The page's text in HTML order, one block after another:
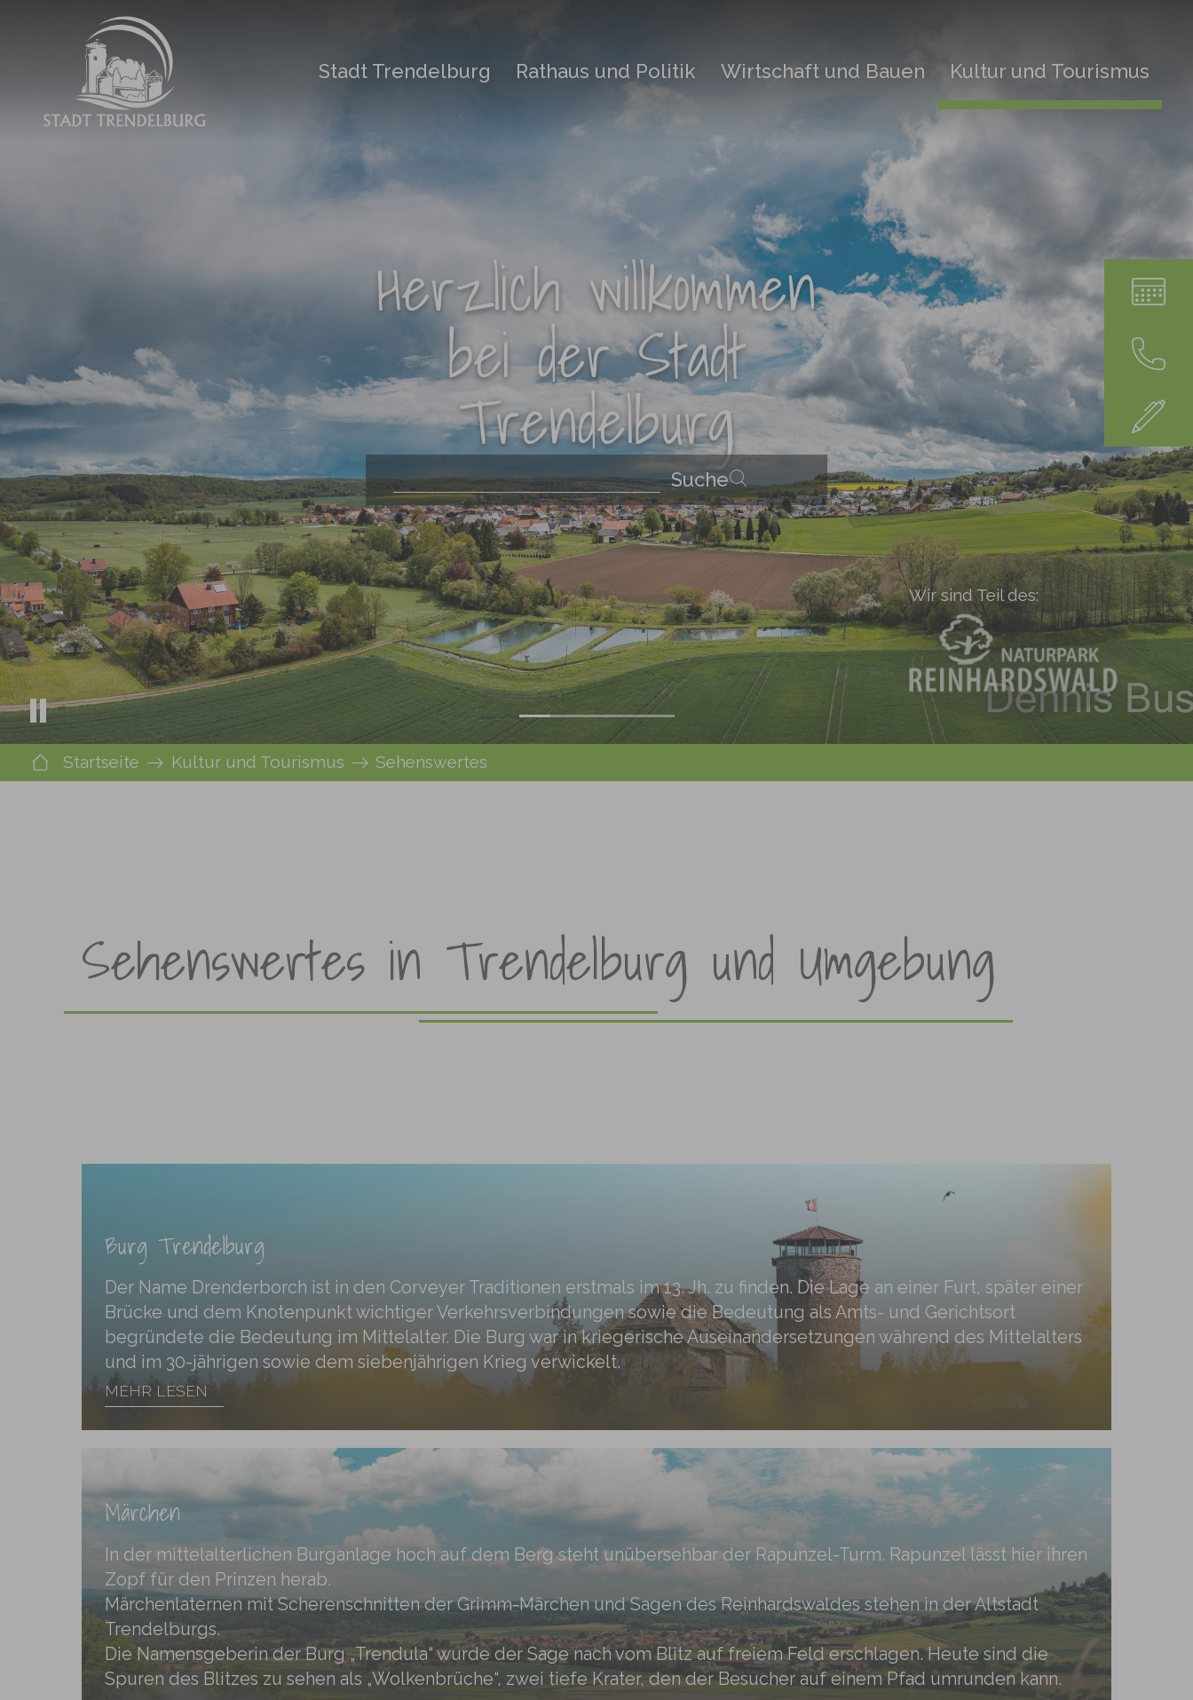
Zum Hauptinhalt springen
Stadt Trendelburg Rathaus und Politik Wirtschaft und Bauen Kultur und Tourismus
Herzlich willkommen
bei der Stadt
Trendelburg
Wir sind Teil des:
Sie sind hier:Startseite Kultur und Tourismus Sehenswertes
Sehenswertes in Trendelburg und Umgebung
Burg Trendelburg
Der Name Drenderborch ist in den Corveyer Traditionen erstmals im 13. Jh. zu finden. Die Lage an einer Furt, später einer
Brücke und dem Knotenpunkt wichtiger Verkehrsverbindungen sowie die Bedeutung als Amts- und Gerichtsort
begründete die Bedeutung im Mittelalter. Die Burg war in kriegerische Auseinandersetzungen während des Mittelalters
und im 30-jährigen sowie dem siebenjährigen Krieg verwickelt.
MEHR LESEN
Märchen
In der mittelalterlichen Burganlage hoch auf dem Berg steht unübersehbar der Rapunzel-Turm. Rapunzel lässt hier ihren
Zopf für den Prinzen herab.
Märchenlaternen mit Scherenschnitten der Grimm-Märchen und Sagen des Reinhardswaldes stehen in der Altstadt
Trendelburgs.
Die Namensgeberin der Burg „Trendula“ wurde der Sage nach vom Blitz auf freiem Feld erschlagen. Heute sind die
Spuren des Blitzes zu sehen als „Wolkenbrüche“, zwei tiefe Krater, den der Besucher auf einem Pfad umrunden kann.